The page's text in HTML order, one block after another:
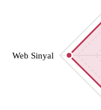
Web Sinyal